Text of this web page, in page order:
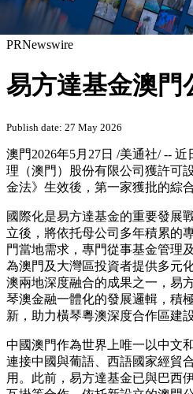
PRNewswire
易方達基金澳門
Publish date: 27 May 2026
澳門2026年5月27日 /美通社/ -- 近
理（澳門）股份有限公司獲許可
金法》生效後，第一家獲批的綜
國際化是易方達基金的重要發展
立後，將依托母公司多年積累的
門當地需求，專門從事基金管理
為澳門及大灣區投資者提供多元
澳兩地深度融合的成果之一，易
琴澳金融一體化的發展邏輯，積
新，助力橫琴粵澳深度合作區建
中國澳門作為世界上唯一以中文
連接中國與葡語、西語國家經貿
用。此前，易方達基金已與巴西